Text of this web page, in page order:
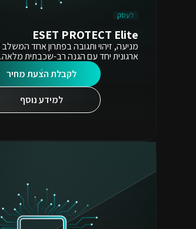
לעסק
ESET PROTECT Elite
ארגונית יחד עם הגנה רב-שכבתית מלאה.
לקבלת הצעת מחיר
למידע נוסף